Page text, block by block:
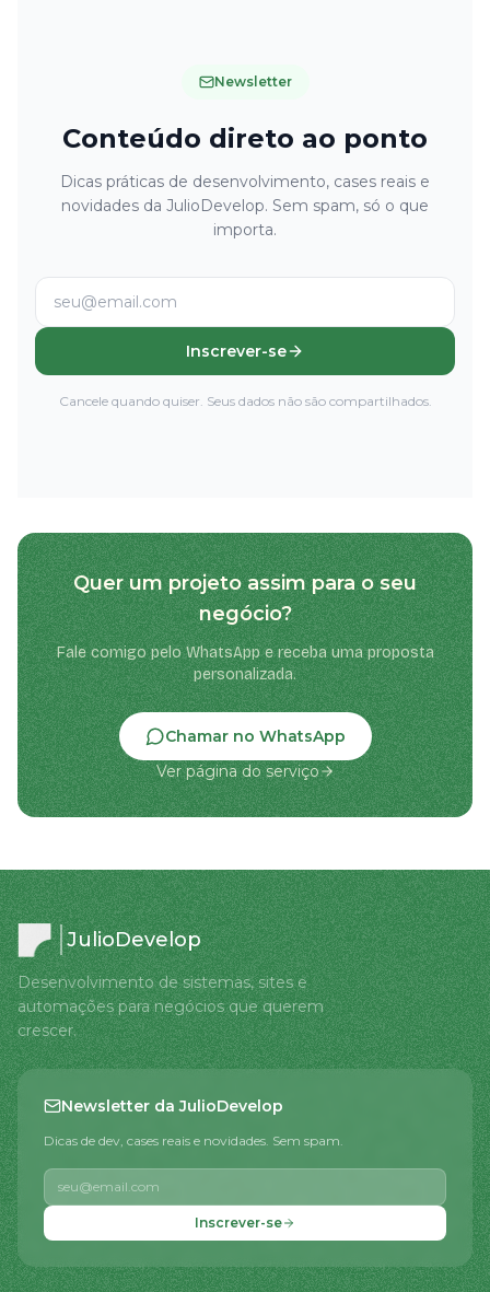
Newsletter
Conteúdo direto ao ponto
Dicas práticas de desenvolvimento, cases reais e
novidades da JulioDevelop. Sem spam, só o que
importa.
Inscrever-se
Cancele quando quiser. Seus dados não são compartilhados.
Quer um projeto assim para o seu
negócio?
Fale comigo pelo WhatsApp e receba uma proposta
personalizada.
Chamar no WhatsApp
Ver página do serviço
JulioDevelop
Desenvolvimento de sistemas, sites e
automações para negócios que querem
crescer.
Newsletter da JulioDevelop
Dicas de dev, cases reais e novidades. Sem spam.
Inscrever-se